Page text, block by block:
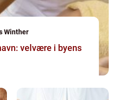
Winther
velvære i byens